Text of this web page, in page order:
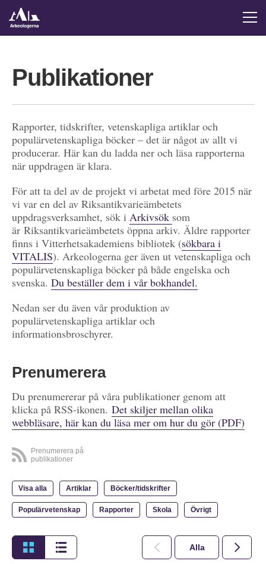
Publikationer
Rapporter, tidskrifter, vetenskapliga artiklar och
populärvetenskapliga böcker – det är något av allt vi
producerar. Här kan du ladda ner och läsa rapporterna
när uppdragen är klara.
För att ta del av de projekt vi arbetat med före 2015 när
vi var en del av Riksantikvarieämbetets
uppdragsverksamhet, sök i Arkivsök som
är Riksantikvarieämbetets öppna arkiv. Äldre rapporter
finns i Vitterhetsakademiens bibliotek (sökbara i
VITALIS). Arkeologerna ger även ut vetenskapliga och
populärvetenskapliga böcker på både engelska och
svenska. Du beställer dem i vår bokhandel.
Nedan ser du även vår produktion av
populärvetenskapliga artiklar och
informationsbroschyrer.
Prenumerera
Du prenumererar på våra publikationer genom att
klicka på RSS-ikonen. Det skiljer mellan olika
webbläsare, här kan du läsa mer om hur du gör (PDF)
Prenumerera på
publikationer
Visa alla Artiklar Böcker/tidskrifter
Populärvetenskap Rapporter Skola Övrigt
Alla 2026